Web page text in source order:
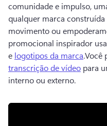
comunidade e impulso,
qualquer marca
movimento ou
promocional inspirador
e logotipos da marca.Você
transcrição de vídeo para
interno ou externo.